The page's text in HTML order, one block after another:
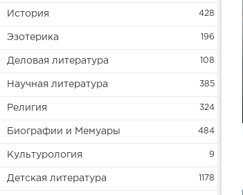
История 428
Эзотерика 196
Деловая литература 108
Научная литература 385
Религия 324
Биографии и Мемуары 484
Культурология 9
Детская литература 1178